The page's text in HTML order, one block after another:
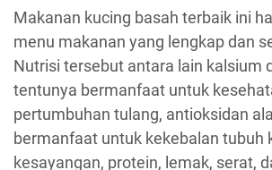
Makanan kucing basah terbaik ini
menu makanan yang lengkap dan
Nutrisi tersebut antara lain kalsium
tentunya bermanfaat untuk
pertumbuhan tulang, antioksidan
bermanfaat untuk kekebalan tubuh
kesayangan, protein, lemak, serat,